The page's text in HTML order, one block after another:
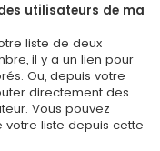
utilisateurs de ma
liste de deux
il y a un lien pour
Ou, depuis votre
directement des
Vous pouvez
liste depuis cette